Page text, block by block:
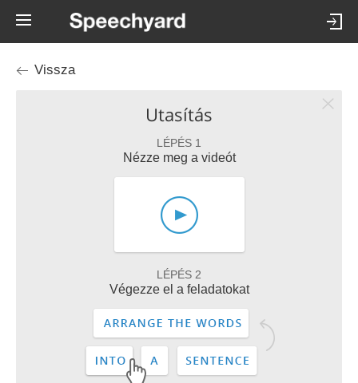
Vissza
Utasítás
LÉPÉS 1
Nézze meg a videót
LÉPÉS 2
Végezze el a feladatokat